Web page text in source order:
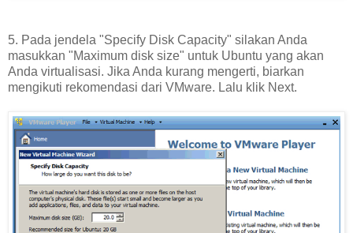
5. Pada jendela "Specify Disk Capacity" silakan Anda
masukkan "Maximum disk size" untuk Ubuntu yang akan
Anda virtualisasi. Jika Anda kurang mengerti, biarkan
mengikuti rekomendasi dari VMware. Lalu klik Next.